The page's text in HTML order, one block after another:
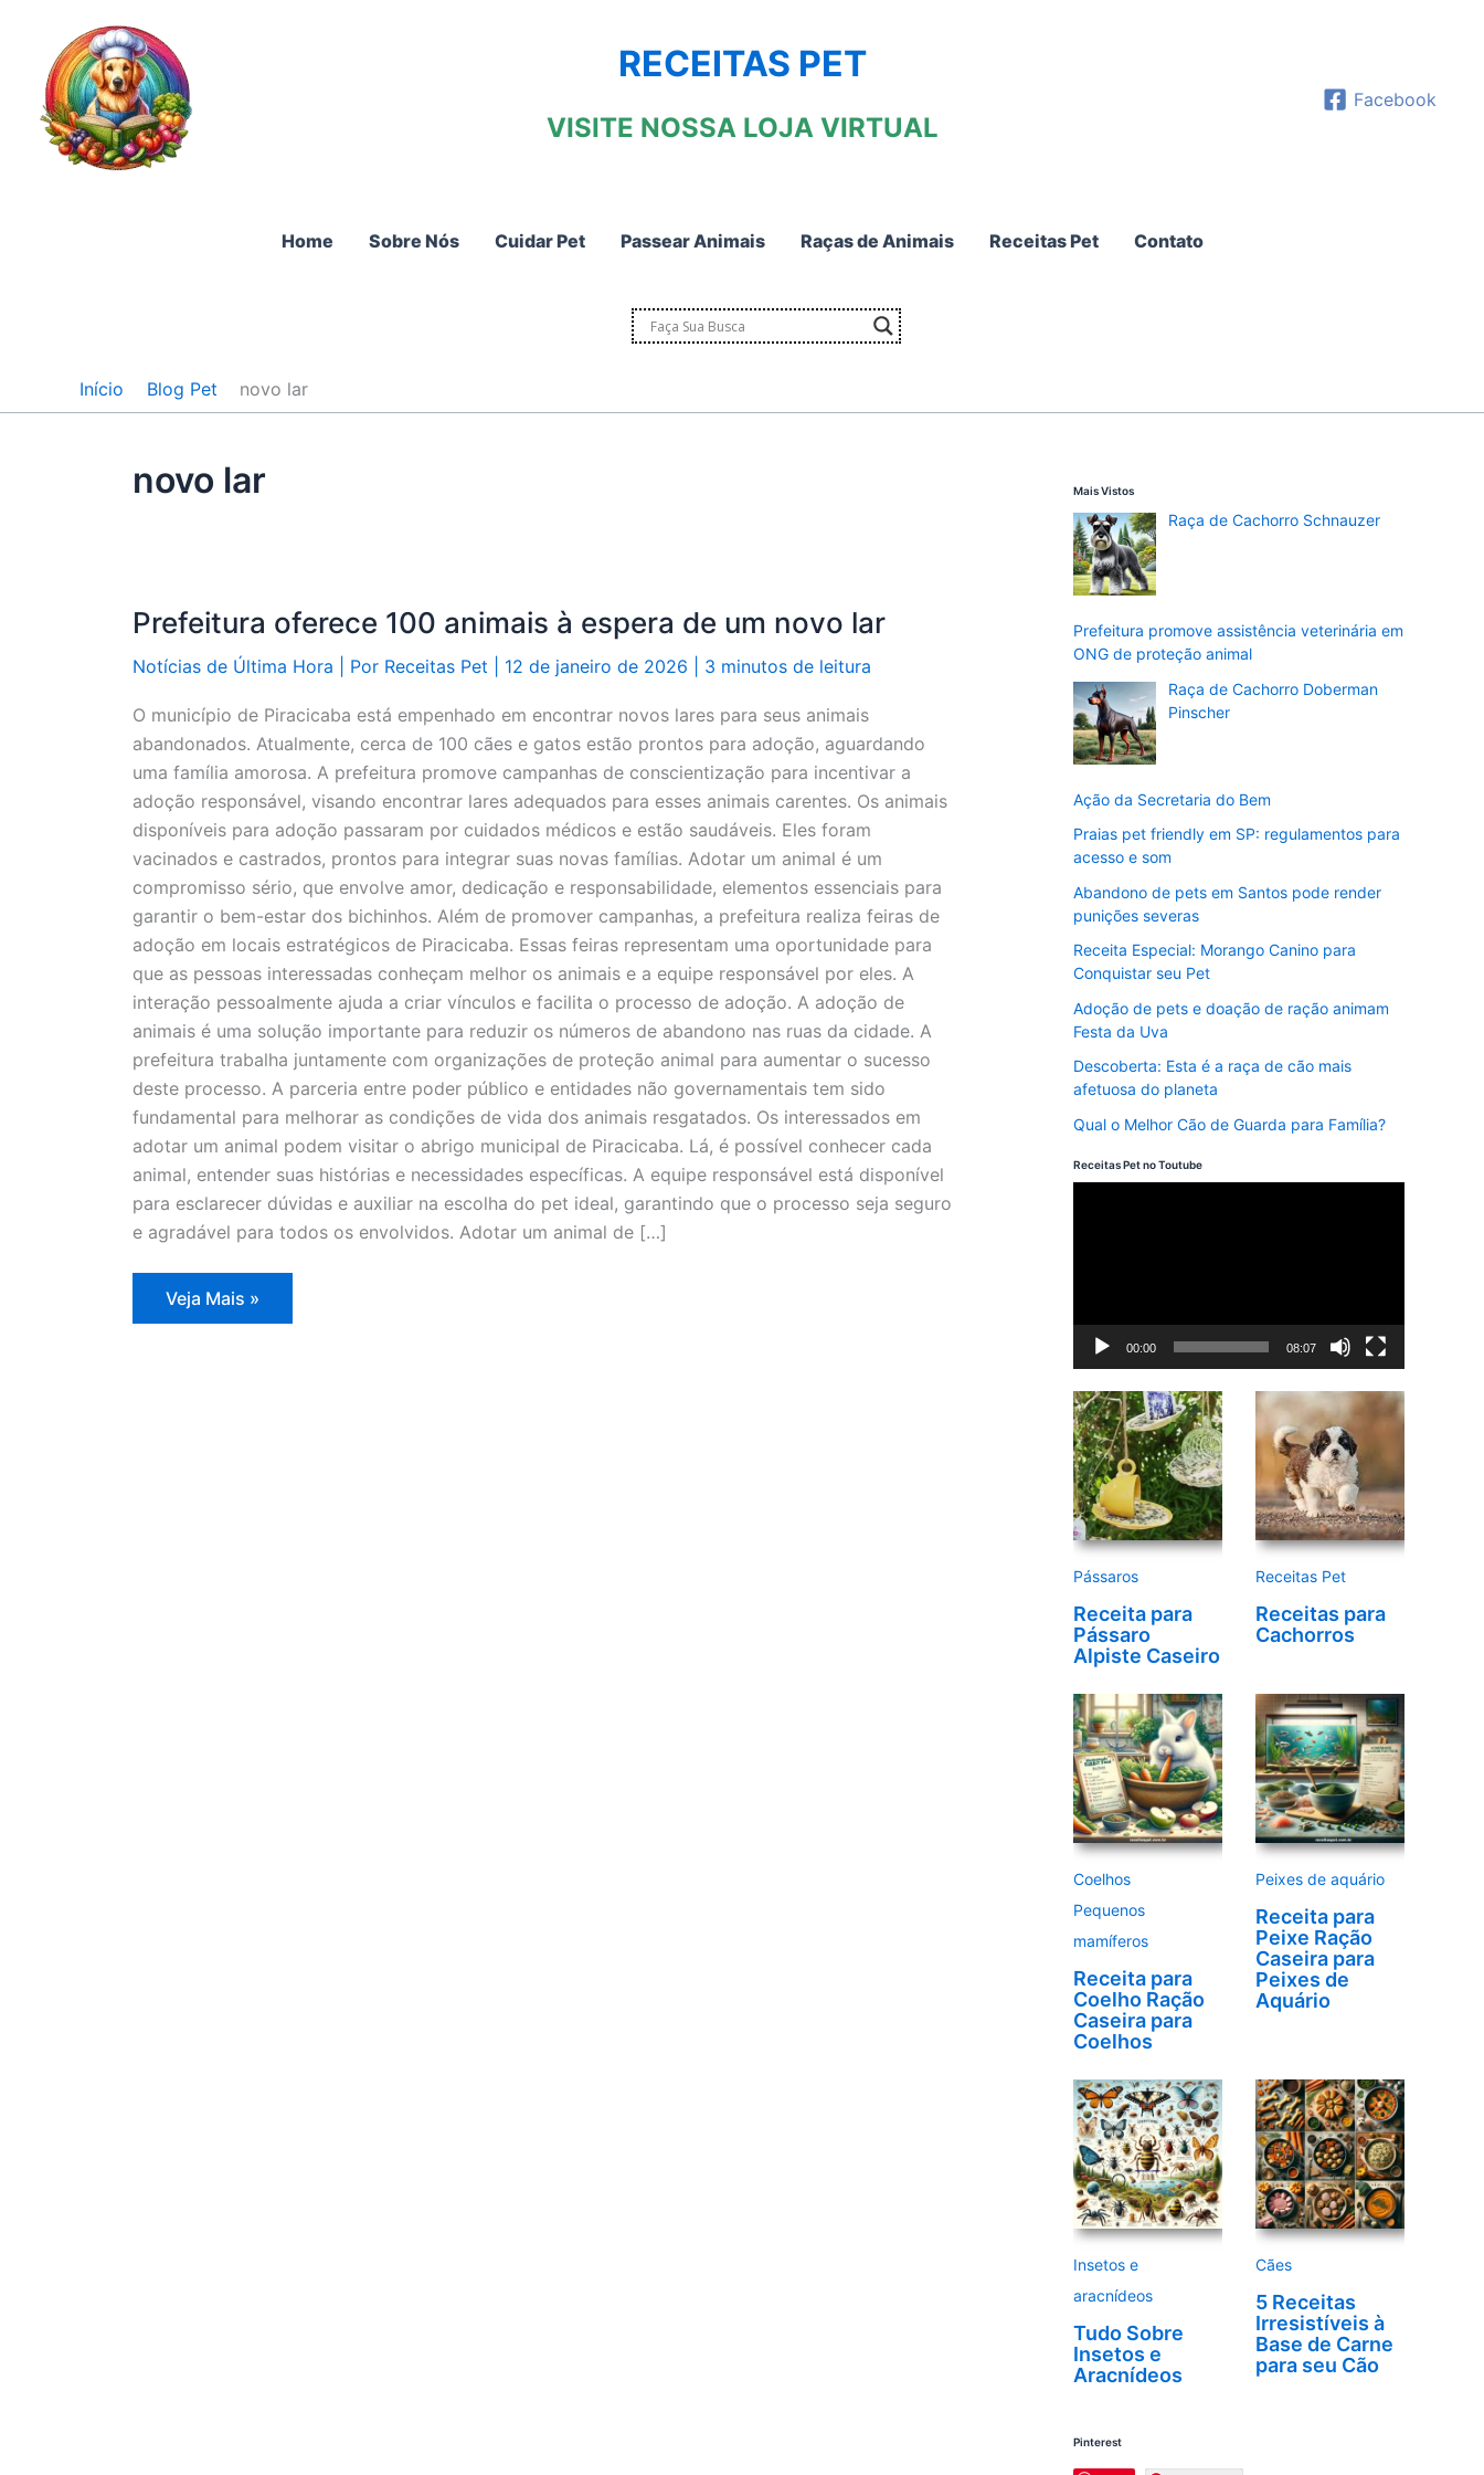
conteúdo
RECEITAS PET
VISITE NOSSA LOJA VIRTUAL
Facebook
Home Sobre Nós Cuidar Pet Passear Animais Raças de Animais Receitas Pet Contato
Início Blog Pet novo lar
novo lar
Prefeitura oferece 100 animais à espera de um novo lar
Notícias de Última Hora | Por Receitas Pet 12 de janeiro de 2026 3 minutos de leitura
O município de Piracicaba está empenhado em encontrar novos lares para seus animais
abandonados. Atualmente, cerca de 100 cães e gatos estão prontos para adoção, aguardando
uma família amorosa. A prefeitura promove campanhas de conscientização para incentivar a
adoção responsável, visando encontrar lares adequados para esses animais carentes. Os animais
disponíveis para adoção passaram por cuidados médicos e estão saudáveis. Eles foram
vacinados e castrados, prontos para integrar suas novas famílias. Adotar um animal é um
compromisso sério, que envolve amor, dedicação e responsabilidade, elementos essenciais para
garantir o bem-estar dos bichinhos. Além de promover campanhas, a prefeitura realiza feiras de
adoção em locais estratégicos de Piracicaba. Essas feiras representam uma oportunidade para
que as pessoas interessadas conheçam melhor os animais e a equipe responsável por eles. A
interação pessoalmente ajuda a criar vínculos e facilita o processo de adoção. A adoção de
animais é uma solução importante para reduzir os números de abandono nas ruas da cidade. A
prefeitura trabalha juntamente com organizações de proteção animal para aumentar o sucesso
deste processo. A parceria entre poder público e entidades não governamentais tem sido
fundamental para melhorar as condições de vida dos animais resgatados. Os interessados em
adotar um animal podem visitar o abrigo municipal de Piracicaba. Lá, é possível conhecer cada
animal, entender suas histórias e necessidades específicas. A equipe responsável está disponível
para esclarecer dúvidas e auxiliar na escolha do pet ideal, garantindo que o processo seja seguro
e agradável para todos os envolvidos. Adotar um animal de […]
Prefeitura
oferece
Veja Mais »
Mais Vistos
Raça de Cachorro Schnauzer
Prefeitura promove assistência veterinária em
ONG de proteção animal
Raça de Cachorro Doberman
Pinscher
Ação da Secretaria do Bem
Praias pet friendly em SP: regulamentos para
acesso e som
Abandono de pets em Santos pode render
punições severas
Receita Especial: Morango Canino para
Conquistar seu Pet
Adoção de pets e doação de ração animam
Festa da Uva
Descoberta: Esta é a raça de cão mais
afetuosa do planeta
Qual o Melhor Cão de Guarda para Família?
Receitas Pet no Toutube
d
e
v
í
d
e
00:00 08:07
Pássaros
Receita para
Pássaro
Alpiste Caseiro
Receitas Pet
Receitas para
Cachorros
Coelhos
Pequenos
mamíferos
Receita para
Coelho Ração
Caseira para
Coelhos
Peixes de aquário
Receita para
Peixe Ração
Caseira para
Peixes de
Aquário
Insetos e
aracnídeos
Tudo Sobre
Insetos e
Aracnídeos
Cães
5 Receitas
Irresistíveis à
Base de Carne
para seu Cão
Pinterest